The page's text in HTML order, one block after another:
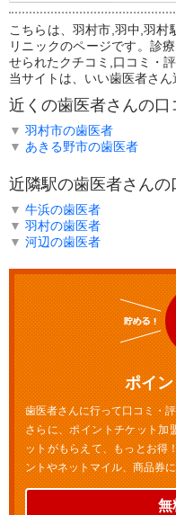
こちらは、羽村市,羽中,羽村
リニックのページです。診
せられたクチコミ,口コミ・
当サイトは、いい歯医者さん
近くの歯医者さんの口
▼ 羽村市の歯医者
▼ あきる野市の歯医者
近隣駅の歯医者さんの
▼ 牛浜の歯医者
▼ 羽村の歯医者
▼ 河辺の歯医者
ポイ
歯医者さんに行って口コミ・
さらに、ポイントチケット加
ットがもらえて、もっとお得
ントやネットマイル、商品券
無